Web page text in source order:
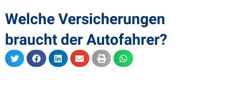
Welche Versicherungen
braucht der Autofahrer?